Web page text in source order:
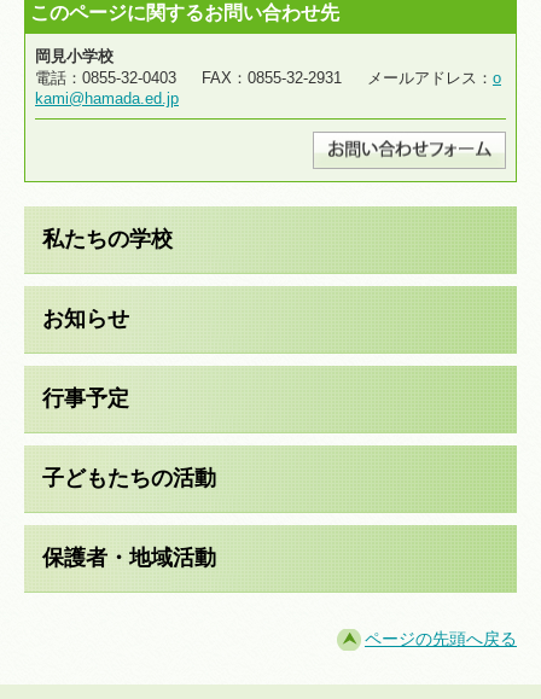
このページに関するお問い合わせ先
岡見小学校
電話：0855-32-0403 FAX：0855-32-2931 メールアドレス： o
kami@hamada.ed.jp
私たちの学校
お知らせ
行事予定
子どもたちの活動
保護者・地域活動
ページの先頭へ戻る